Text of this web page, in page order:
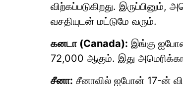
விற்கப்படுகிறது.
வசதியுடன் மட்டுமே வரும்.
கனடா (Canada): இங்கு ஐபோன்
72,000 ஆகும். இது
சீனா: சீனாவில் ஐபோன் 17-ன்